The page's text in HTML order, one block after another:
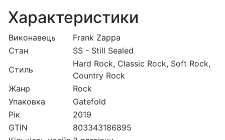
Характеристики
Виконавець
Frank Zappa
Стан
SS - Still Sealed
Стиль
Hard Rock, Classic Rock, Soft Rock,
Country Rock
Жанр
Rock
Упаковка
Gatefold
Рік
2019
GTIN
803343186895